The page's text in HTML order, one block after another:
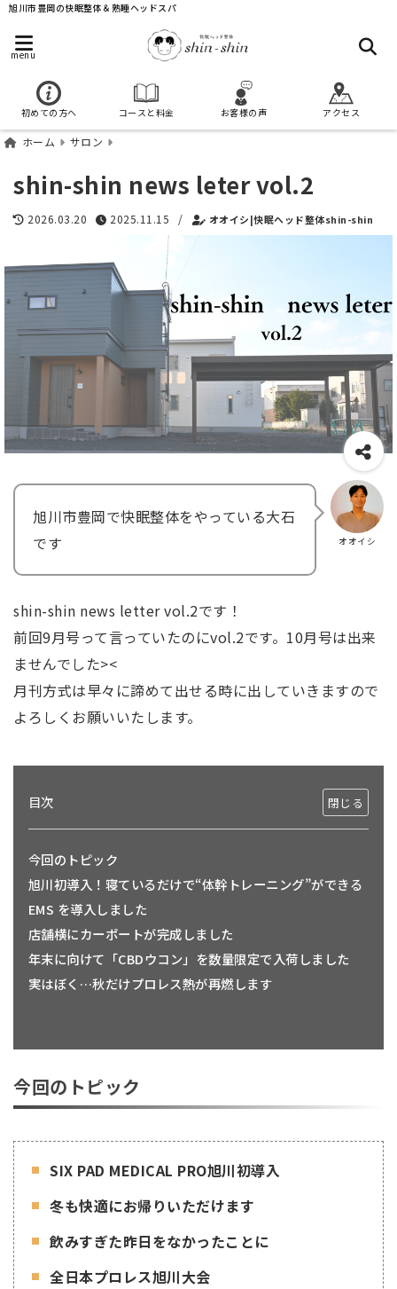
旭川市豊岡の快眠整体＆熟睡ヘッドスパ
menu
初めての方へ コースと料金 お客様の声 アクセス
ホーム サロン
shin-shin news leter vol.2
2026.03.20 2025.11.15 / オオイシ|快眠ヘッド整体shin-shin
オオイシ
旭川市豊岡で快眠整体をやっている大石
です
shin-shin news letter vol.2です！
前回9月号って言っていたのにvol.2です。10月号は出来
ませんでした><
月刊方式は早々に諦めて出せる時に出していきますので
よろしくお願いいたします。
目次
今回のトピック
旭川初導入！寝ているだけで“体幹トレーニング”ができる
EMS を導入しました
店舗横にカーポートが完成しました
年末に向けて「CBDウコン」を数量限定で入荷しました
実はぼく…秋だけプロレス熱が再燃します
今回のトピック
SIX PAD MEDICAL PRO旭川初導入
冬も快適にお帰りいただけます
飲みすぎた昨日をなかったことに
全日本プロレス旭川大会